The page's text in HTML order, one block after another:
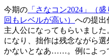
今期の 「さなコン2024」（
回もレベルが高い） への提出
主人公になってもらいまし
になり、拙作は残念ながら
かないとなあ……。例によっ